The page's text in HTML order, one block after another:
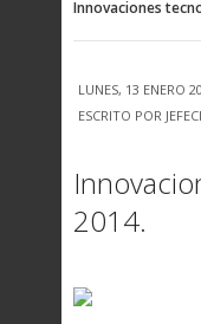
Innovaciones
LUNES, 13 ENERO
ESCRITO POR
2014.